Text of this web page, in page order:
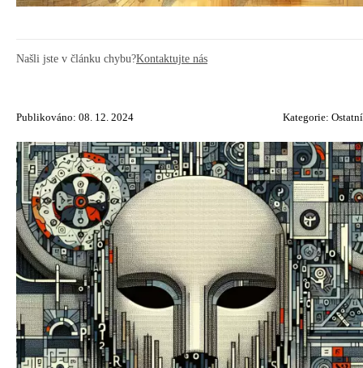
Našli jste v článku chybu?Kontaktujte nás
Publikováno: 08. 12. 2024 Kategorie: Ostatní